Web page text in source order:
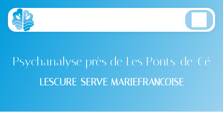
Psychanalyse près de Les Ponts-de-Cé
LESCURE-SERVE MARIEFRANCOISE